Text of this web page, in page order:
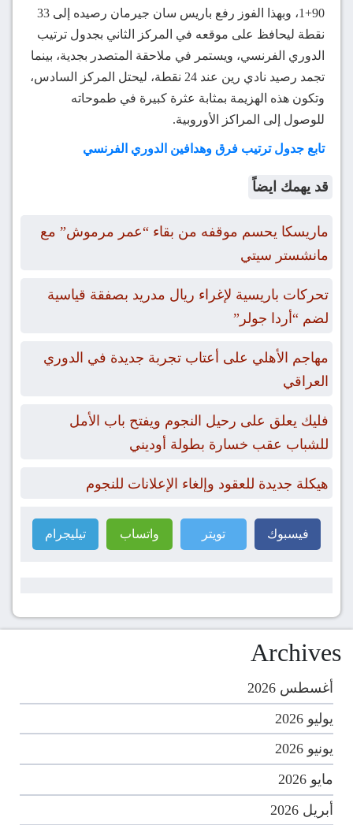
90+1، وبهذا الفوز رفع باريس سان جيرمان رصيده إلى 33
نقطة ليحافظ على موقعه في المركز الثاني بجدول ترتيب
الدوري الفرنسي، ويستمر في ملاحقة المتصدر بجدية، بينما
تجمد رصيد نادي رين عند 24 نقطة، ليحتل المركز السادس،
وتكون هذه الهزيمة بمثابة عثرة كبيرة في طموحاته
للوصول إلى المراكز الأوروبية.
تابع جدول ترتيب فرق وهدافين الدوري الفرنسي
قد يهمك ايضاً
ماريسكا يحسم موقفه من بقاء “عمر مرموش” مع
مانشستر سيتي
تحركات باريسية لإغراء ريال مدريد بصفقة قياسية
لضم “أردا جولر”
مهاجم الأهلي على أعتاب تجربة جديدة في الدوري
العراقي
فليك يعلق على رحيل النجوم ويفتح باب الأمل
للشباب عقب خسارة بطولة أوديني
هيكلة جديدة للعقود وإلغاء الإعلانات للنجوم
فيسبوك تويتر واتساب تيليجرام
Archives
أغسطس 2026
يوليو 2026
يونيو 2026
مايو 2026
أبريل 2026